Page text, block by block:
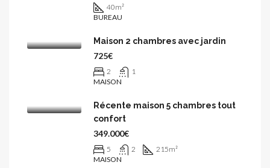
40m²
BUREAU
Maison 2 chambres avec jardin
725€
2
1
MAISON
Récente maison 5 chambres tout
confort
349.000€
5 2 215m²
MAISON